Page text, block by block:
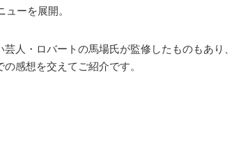
ーを展開。
人・ロバートの馬場氏が監修したものもあり、
感想を交えてご紹介です。